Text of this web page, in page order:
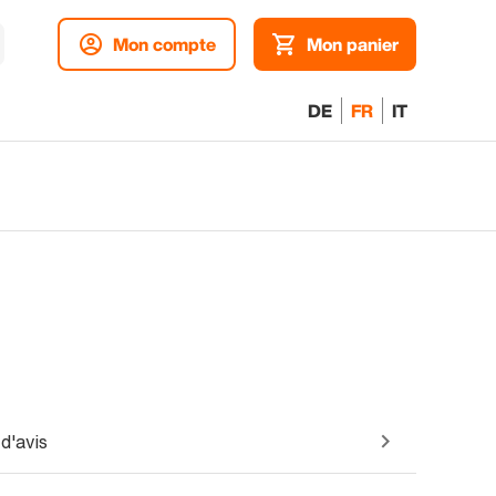
Mon compte Mon panier
DE FR IT